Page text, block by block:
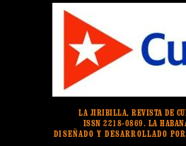
LA JIRIBILLA, REVISTA DE
ISSN 2218-0869. LA
DISEÑADO Y DESARROLLADO